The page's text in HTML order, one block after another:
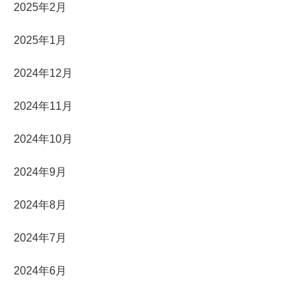
2025年2月
2025年1月
2024年12月
2024年11月
2024年10月
2024年9月
2024年8月
2024年7月
2024年6月